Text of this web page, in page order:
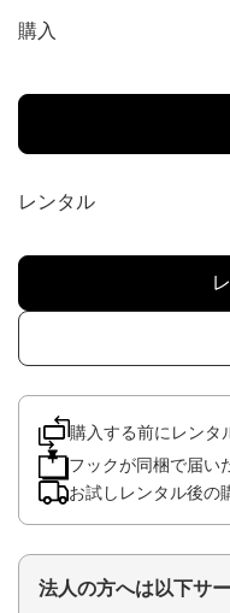
購入
レンタル
購入する前にレンタ
フックが同梱で届い
お試しレンタル後の
法人の方へは以下サ